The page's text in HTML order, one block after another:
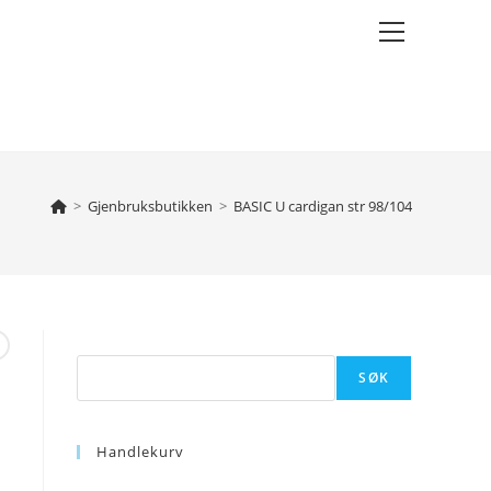
Main
> Gjenbruksbutikken > BASIC U cardigan str 98/104
SØK
Handlekurv